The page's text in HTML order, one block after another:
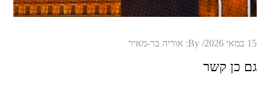
Posted
15 במאי 2026 By: אוריה בר-מאיר
גם כן קשר